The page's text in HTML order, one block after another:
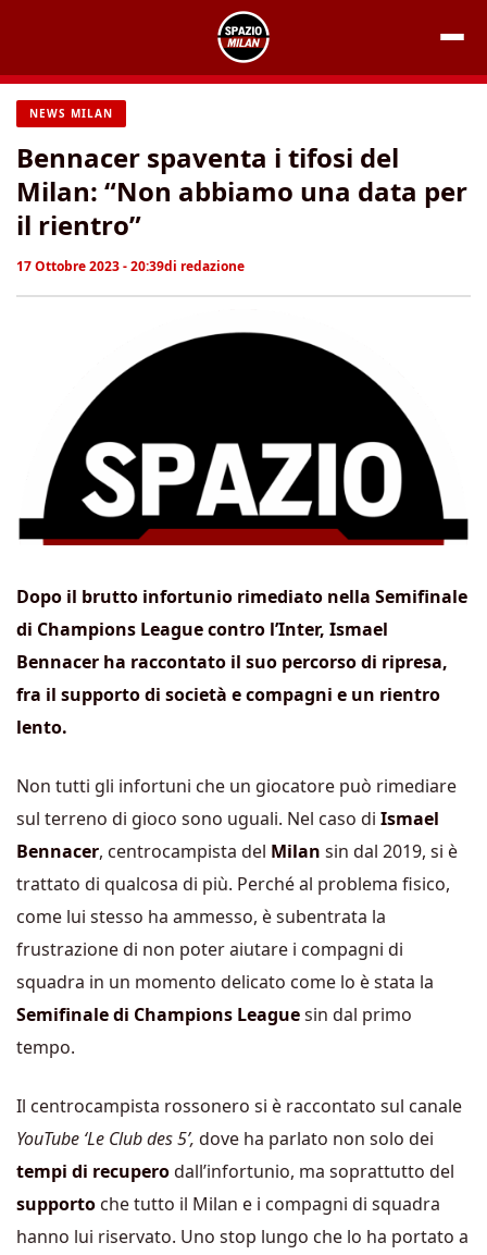
contenuto
NEWS MILAN
Bennacer spaventa i tifosi del
Milan: “Non abbiamo una data per
il rientro”
17 Ottobre 2023 - 20:39di redazione
Dopo il brutto infortunio rimediato nella Semifinale
di Champions League contro l’Inter, Ismael
Bennacer ha raccontato il suo percorso di ripresa,
fra il supporto di società e compagni e un rientro
lento.
Non tutti gli infortuni che un giocatore può rimediare
sul terreno di gioco sono uguali. Nel caso di Ismael
Bennacer, centrocampista del Milan sin dal 2019, si è
trattato di qualcosa di più. Perché al problema fisico,
come lui stesso ha ammesso, è subentrata la
frustrazione di non poter aiutare i compagni di
squadra in un momento delicato come lo è stata la
Semifinale di Champions Leaguesin dal primo
tempo.
Il centrocampista rossonero si è raccontato sul canale
YouTube ‘Le Club des 5’, dove ha parlato non solo dei
tempi di recuperodall’infortunio, ma soprattutto del
supporto che tutto il Milan e i compagni di squadra
hanno lui riservato. Uno stop lungo che lo ha portato a